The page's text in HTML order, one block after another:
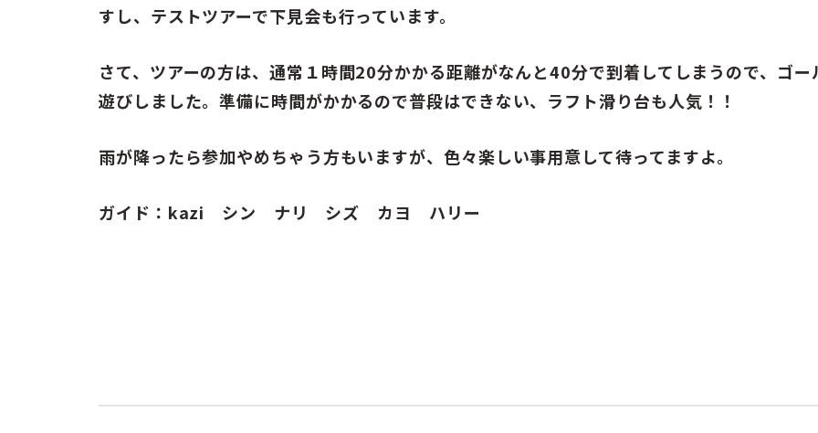
すし、テストツアーで下見会も行っています。
さて、ツアーの方は、通常１時間20分かかる距離がなんと40分で到着してしまうので、ゴ
遊びしました。準備に時間がかかるので普段はできない、ラフト滑り台も人気！！
雨が降ったら参加やめちゃう方もいますが、色々楽しい事用意して待ってますよ。
ガイド：kazi シン ナリ シズ カヨ ハリー